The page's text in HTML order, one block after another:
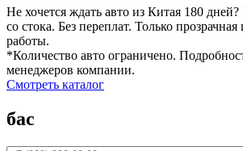
Не хочется ждать авто из Китая 180
со стока. Без переплат. Только
работы.
*Количество авто ограничено.
менеджеров компании.
Смотреть каталог
бас